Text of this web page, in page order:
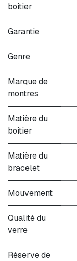
boitier
Garantie
Genre
Marque de
montres
Matière du
boitier
Matière du
bracelet
Mouvement
Qualité du
verre
Réserve de